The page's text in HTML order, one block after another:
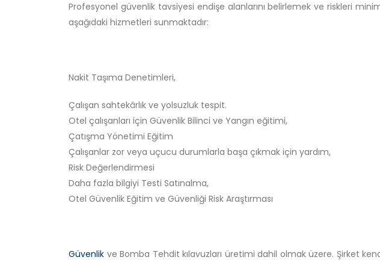
Profesyonel güvenlik tavsiyesi endişe alanlarını belirlemek ve riskleri
aşağıdaki hizmetleri sunmaktadır:
Nakit Taşıma Denetimleri,
Çalışan sahtekârlık ve yolsuzluk tespit.
Otel çalışanları için Güvenlik Bilinci ve Yangın eğitimi,
Çatışma Yönetimi Eğitim
Çalışanlar zor veya uçucu durumlarla başa çıkmak için yardım,
Risk Değerlendirmesi
Daha fazla bilgiyi Testi Satınalma,
Otel Güvenlik Eğitim ve Güvenliği Risk Araştırması
Güvenlik ve Bomba Tehdit kılavuzları üretimi dahil olmak üzere. Şirket